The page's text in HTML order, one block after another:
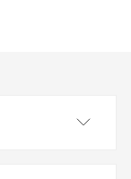
versatilidade. Ela
look.